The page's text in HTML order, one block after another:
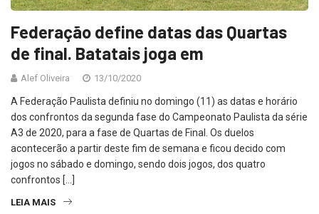
Federação define datas das Quartas
de final. Batatais joga em
Alef Oliveira 13/10/2020
A Federação Paulista definiu no domingo (11) as datas e horário
dos confrontos da segunda fase do Campeonato Paulista da série
A3 de 2020, para a fase de Quartas de Final. Os duelos
acontecerão a partir deste fim de semana e ficou decido com
jogos no sábado e domingo, sendo dois jogos, dos quatro
confrontos […]
LEIA MAIS